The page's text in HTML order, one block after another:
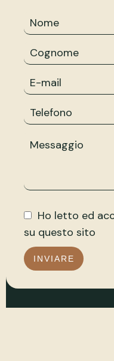
Ho letto ed
su questo sito
INVIARE